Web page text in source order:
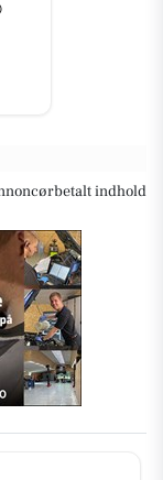
indhold